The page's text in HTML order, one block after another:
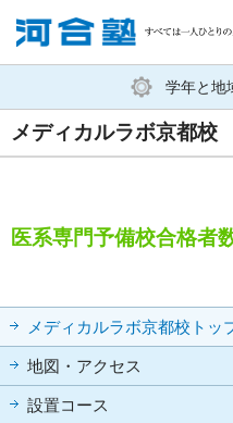
塾生の方
学年と地
メディカルラボ京都校
医系専門予備校合格者
メディカルラボ京都校トッ
地図・アクセス
設置コース